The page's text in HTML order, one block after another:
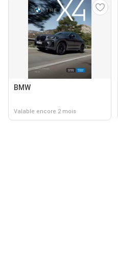
BMW
Valable encore 2 mois